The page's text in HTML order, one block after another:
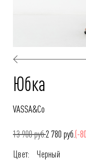
Юбка
VASSA&Co
13 900 руб.2 780 руб.(-
Цвет:
Черный